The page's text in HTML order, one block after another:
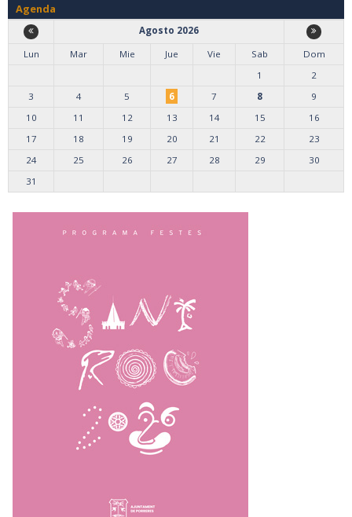
Agenda
Agosto 2026
Lun
Mar Mie Jue Vie Sab
Dom
1
2
3
4 5 6 7 8
9
10
11 12 13 14 15
16
17
18 19 20 21 22
23
24
25 26 27 28 29
30
31